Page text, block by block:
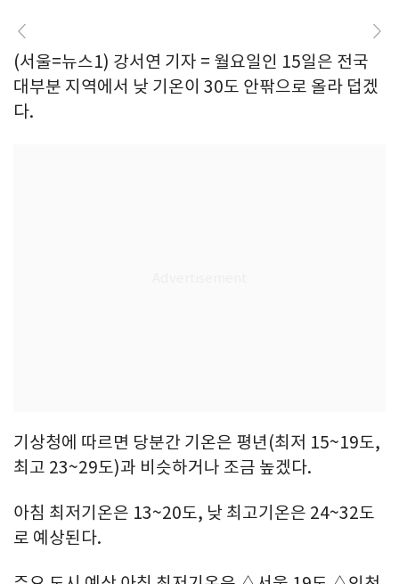
(서울=뉴스1) 강서연 기자 = 월요일인 15일은 전국
대부분 지역에서 낮 기온이 30도 안팎으로 올라 덥겠
다.
기상청에 따르면 당분간 기온은 평년(최저 15~19도,
최고 23~29도)과 비슷하거나 조금 높겠다.
아침 최저기온은 13~20도, 낮 최고기온은 24~32도
로 예상된다.